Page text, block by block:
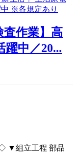
査作業】高
躍中／20...
▼組立工程 部品